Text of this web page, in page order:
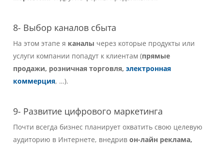
8- Выбор каналов сбыта
На этом этапе я каналы через которые продукты или
услуги компании попадут к клиентам (прямые
продажи, розничная торговля, электронная
коммерция, …).
9- Развитие цифрового маркетинга
Почти всегда бизнес планирует охватить свою целевую
аудиторию в Интернете, внедрив он-лайн реклама,